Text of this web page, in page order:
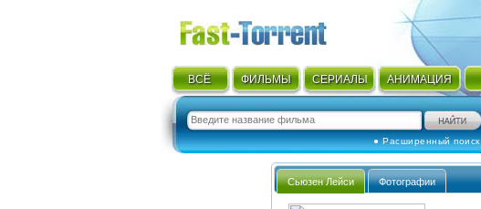
ВСЁ ФИЛЬМЫ СЕРИАЛЫ АНИМАЦИЯ
● Расширенный поиск
Сьюзен Лейси Фотографии